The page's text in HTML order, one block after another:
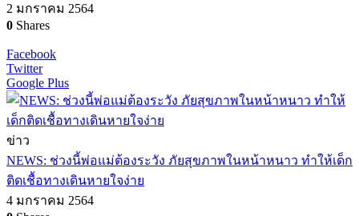
2 มกราคม 2564
0 Shares
Facebook
Twitter
Google Plus
ข่าว
NEWS: ช่วงนี้พ่อแม่ต้องระวัง ภัยสุขภาพในหน้าหนาว ทำให้เด็ก
ติดเชื้อทางเดินหายใจง่าย
4 มกราคม 2564